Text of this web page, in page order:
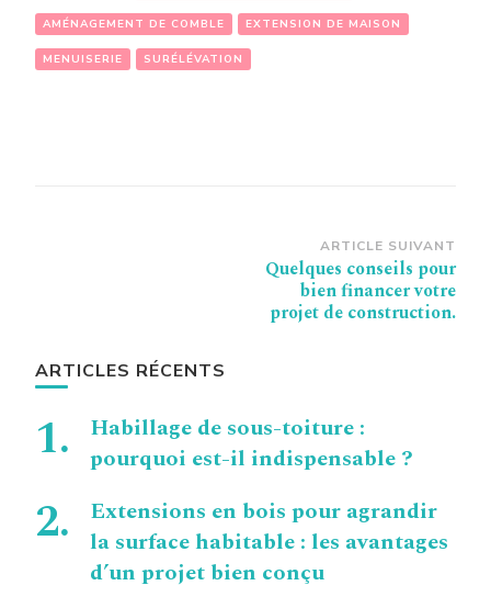
AMÉNAGEMENT DE COMBLE EXTENSION DE MAISON
MENUISERIE SURÉLÉVATION
ARTICLE SUIVANT
Quelques conseils pour
bien financer votre
projet de construction.
ARTICLES RÉCENTS
Habillage de sous-toiture :
pourquoi est-il indispensable ?
Extensions en bois pour agrandir
la surface habitable : les avantages
d’un projet bien conçu